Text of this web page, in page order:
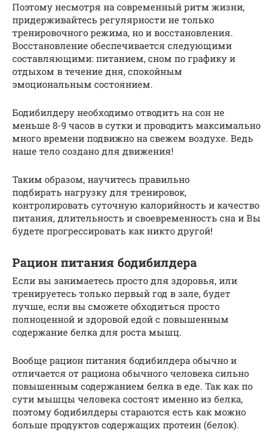
Поэтому несмотря на современный ритм жизни,
придерживайтесь регулярности не только
тренировочного режима, но и восстановления.
Восстановление обеспечивается следующими
составляющими: питанием, сном по графику и
отдыхом в течение дня, спокойным
эмоциональным состоянием.
Бодибилдеру необходимо отводить на сон не
меньше 8-9 часов в сутки и проводить максимально
много времени подвижно на свежем воздухе. Ведь
наше тело создано для движения!
Таким образом, научитесь правильно
подбирать нагрузку для тренировок,
контролировать суточную калорийность и качество
питания, длительность и своевременность сна и Вы
будете прогрессировать как никто другой!
Рацион питания бодибилдера
Если вы занимаетесь просто для здоровья, или
тренируетесь только первый год в зале, будет
лучше, если вы сможете обходиться просто
полноценной и здоровой едой с повышенным
содержание белка для роста мышц.
Вообще рацион питания бодибилдера обычно и
отличается от рациона обычного человека сильно
повышенным содержанием белка в еде. Так как по
сути мышцы человека состоят именно из белка,
поэтому бодибилдеры стараются есть как можно
больше продуктов содержащих протеин (белок).